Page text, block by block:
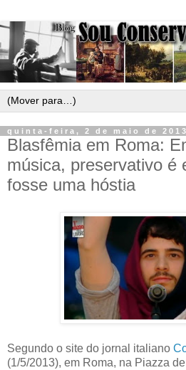
quinta-feira, 2 de maio de 2013
Blasfêmia em Roma:
música, preservativo é
fosse uma hóstia
Segundo o site do jornal italiano
(1/5/2013), em Roma, na Piazza